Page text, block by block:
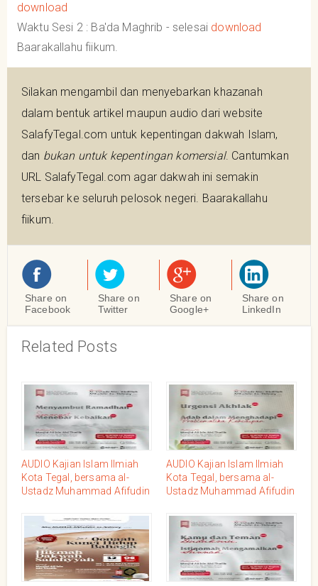
download
Waktu Sesi 2 : Ba'da Maghrib - selesai download
Baarakallahu fiikum.
Silakan mengambil dan menyebarkan khazanah
dalam bentuk artikel maupun audio dari website
SalafyTegal.com untuk kepentingan dakwah Islam,
dan bukan untuk kepentingan komersial. Cantumkan
URL SalafyTegal.com agar dakwah ini semakin
tersebar ke seluruh pelosok negeri. Baarakallahu
fiikum.
Share on
Facebook
Share on
Twitter
Share on
Google+
Share on
LinkedIn
Related Posts
AUDIO Kajian Islam Ilmiah
Kota Tegal, bersama al-
Ustadz Muhammad Afifudin
Sya'ban 1444/03 Maret
2023
AUDIO Kajian Islam Ilmiah
Kota Tegal, bersama al-
Ustadz Muhammad Afifudin
1444/03 Februari 2023